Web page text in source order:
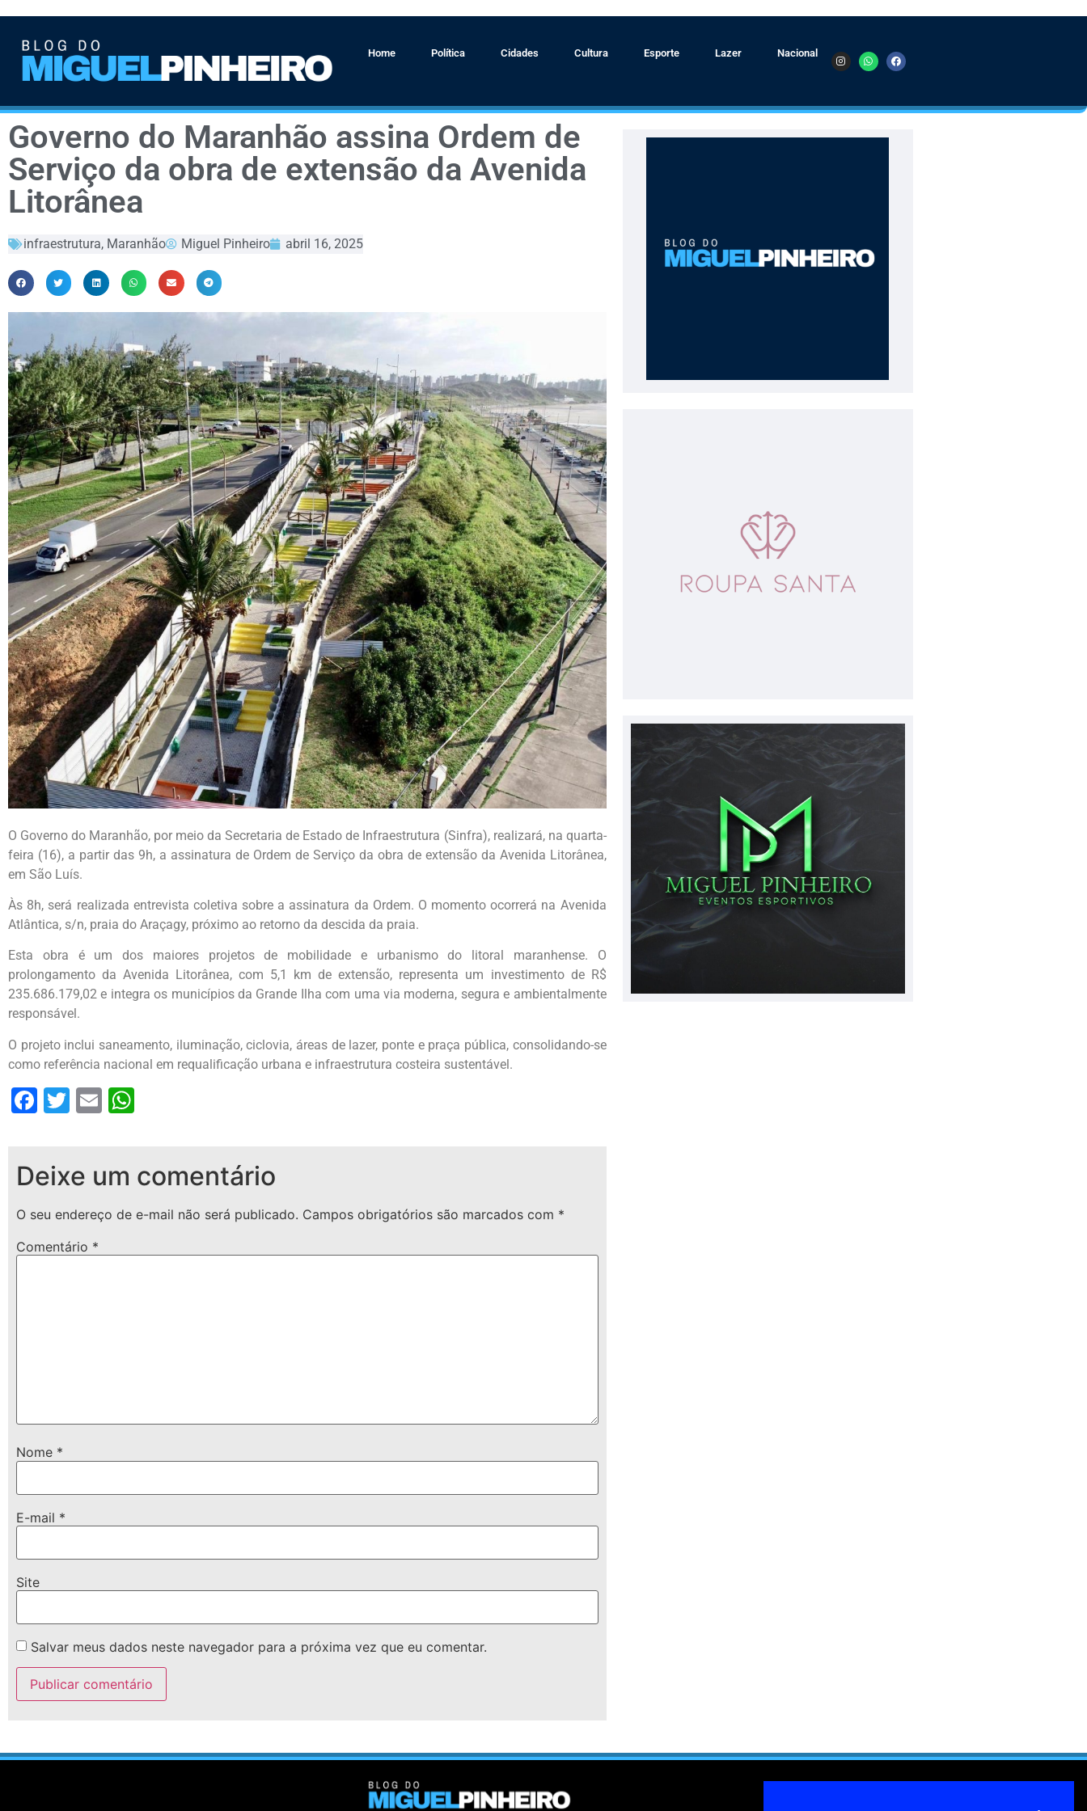
Home Política Cidades Cultura Esporte Lazer Nacional
Governo do Maranhão assina Ordem de
Serviço da obra de extensão da Avenida
Litorânea
infraestrutura, Maranhão Miguel Pinheiro abril 16, 2025
O Governo do Maranhão, por meio da Secretaria de Estado de Infraestrutura (Sinfra), realizará, na quarta-
feira (16), a partir das 9h, a assinatura de Ordem de Serviço da obra de extensão da Avenida Litorânea,
em São Luís.
Às 8h, será realizada entrevista coletiva sobre a assinatura da Ordem. O momento ocorrerá na Avenida
Atlântica, s/n, praia do Araçagy, próximo ao retorno da descida da praia.
Esta obra é um dos maiores projetos de mobilidade e urbanismo do litoral maranhense. O
prolongamento da Avenida Litorânea, com 5,1 km de extensão, representa um investimento de R$
235.686.179,02 e integra os municípios da Grande Ilha com uma via moderna, segura e ambientalmente
responsável.
O projeto inclui saneamento, iluminação, ciclovia, áreas de lazer, ponte e praça pública, consolidando-se
como referência nacional em requalificação urbana e infraestrutura costeira sustentável.
Facebook
Twitter
Email
Deixe um comentário
O seu endereço de e-mail não será publicado. Campos obrigatórios são marcados com *
Comentário *
Nome *
E-mail *
Site
Salvar meus dados neste navegador para a próxima vez que eu comentar.